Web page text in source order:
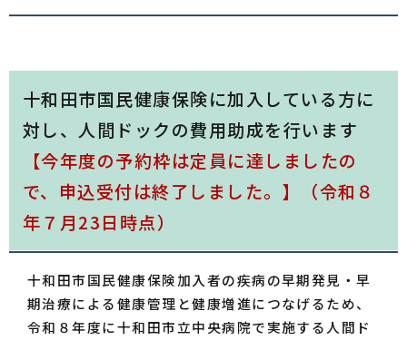
十和田市国民健康保険に加入している方に
対し、人間ドックの費用助成を行います
【今年度の予約枠は定員に達しましたの
で、申込受付は終了しました。】（令和８
年７月23日時点）
十和田市国民健康保険加入者の疾病の早期発見・早
期治療による健康管理と健康増進につなげるため、
令和８年度に十和田市立中央病院で実施する人間ド